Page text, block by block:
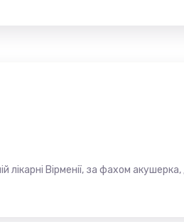
Вірменії, за фахом